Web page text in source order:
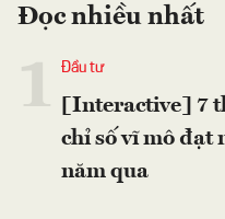
Đọc nhiều nhất
Đầu tư
[Interactive] 7
chỉ số vĩ mô đạt
năm qua